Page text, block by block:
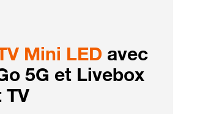
Mini LED avec
5G et Livebox
TV